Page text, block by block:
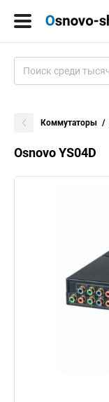
Коммутаторы
Osnovo YS04D